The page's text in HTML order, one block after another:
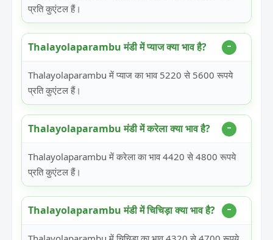
प्रति कुएंटल हैं।
Thalayolaparambu मंडी में प्याज क्या भाव है?
Thalayolaparambu में प्याज का भाव 5220 से 5600 रूपये
प्रति कुएंटल हैं।
Thalayolaparambu मंडी में करेला क्या भाव है?
Thalayolaparambu में करेला का भाव 4420 से 4800 रूपये
प्रति कुएंटल हैं।
Thalayolaparambu मंडी में चिचिड़ा क्या भाव है?